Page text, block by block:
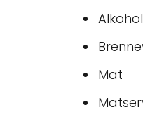
Alkohol
Mat